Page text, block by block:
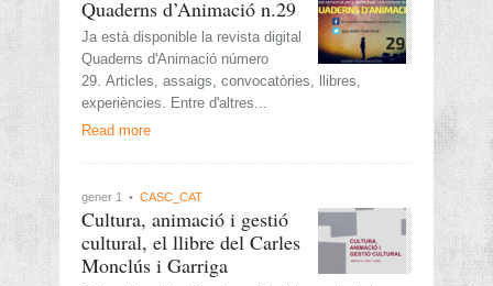
Quaderns d’Animació n.29
Ja està disponible la revista digital
Quaderns d'Animació número
29. Articles, assaigs, convocatòries, llibres,
experiències. Entre d'altres...
Read more
gener 1 • CASC_CAT
Cultura, animació i gestió
cultural, el llibre del Carles
Monclús i Garriga